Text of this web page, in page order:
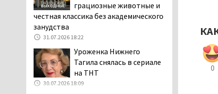
0
Эксперты назвали
причины массового мора
области
05.08.2026 16:31
Осуждённый за убийство
тагильского хоккеиста
Александра Чумарина
грациозные животные и
честная классика без академического
занудства
31.07.2026 18:22
Уроженка Нижнего
Тагила снялась в сериале
на ТНТ
30.07.2026 18:09